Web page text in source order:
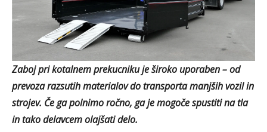
Zaboj pri kotalnem prekucniku je široko uporaben – od
prevoza razsutih materialov do transporta manjših vozil in
strojev. Če ga polnimo ročno, ga je mogoče spustiti na tla
in tako delavcem olajšati delo.